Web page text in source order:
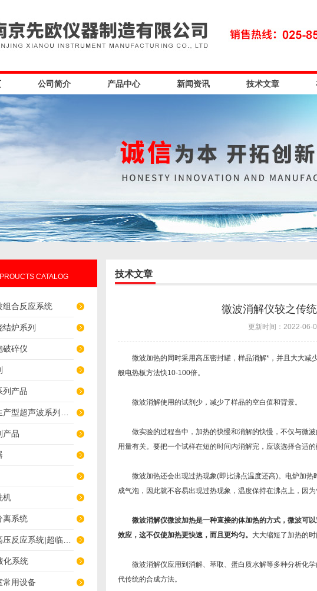
公司简介 产品中心 新闻资讯 技术文章
PROUCTS CATALOG
组合反应系统
炉系列
破碎仪
列产品
产品
机
离系统
化系统
常用设备
技术文章
微波消解仪较之传
更新时间：2022-06-
微波加热的同时采用高压密封罐，样品消解*，并且大大减
般电热板方法快10-100倍。
微波消解使用的试剂少，减少了样品的空白值和背景。
做实验的过程当中，加热的快慢和消解的快慢，不仅与微波
用量有关。要把一个试样在短的时间内消解完，应该选择合适
微波加热还会出现过热现象(即比沸点温度还高)。电炉加热
成气泡，因此就不容易出现过热现象，温度保持在沸点上，因为
微波消解仪微波加热是一种直接的体加热的方式，微波可
效应，这不仅使加热更快速，而且更均匀。 大大缩短了加热的
微波消解仪应用到消解、萃取、蛋白质水解等多种分析化学
代传统的合成方法。